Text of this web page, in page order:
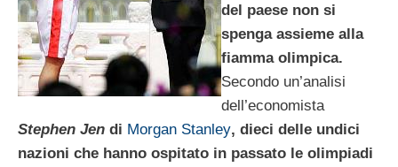
del paese non si
spenga assieme alla
fiamma olimpica.
Secondo un’analisi
dell’economista
Stephen Jen di Morgan Stanley, dieci delle undici
nazioni che hanno ospitato in passato le olimpiadi